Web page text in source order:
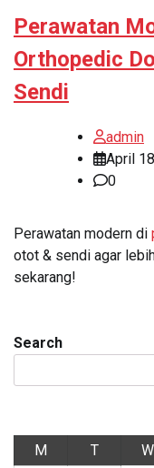
Perawatan
Orthopedic
Sendi
admin
April
0
Perawatan modern di
otot & sendi agar
sekarang!
Search
M
T W